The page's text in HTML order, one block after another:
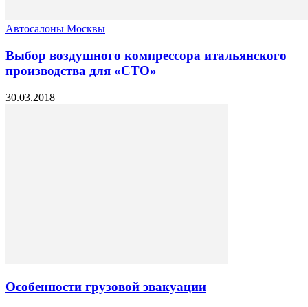
Автосалоны Москвы
Выбор воздушного компрессора итальянского
производства для «СТО»
30.03.2018
Особенности грузовой эвакуации